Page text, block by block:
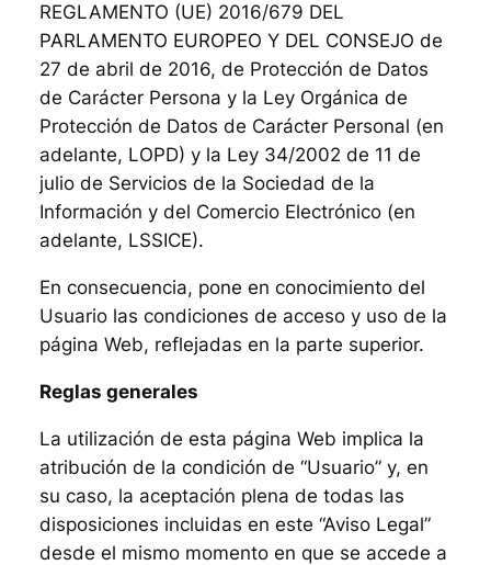
REGLAMENTO (UE) 2016/679 DEL
PARLAMENTO EUROPEO Y DEL CONSEJO de
27 de abril de 2016, de Protección de Datos
de Carácter Persona y la Ley Orgánica de
Protección de Datos de Carácter Personal (en
adelante, LOPD) y la Ley 34/2002 de 11 de
julio de Servicios de la Sociedad de la
Información y del Comercio Electrónico (en
adelante, LSSICE).
En consecuencia, pone en conocimiento del
Usuario las condiciones de acceso y uso de la
página Web, reflejadas en la parte superior.
Reglas generales
La utilización de esta página Web implica la
atribución de la condición de “Usuario” y, en
su caso, la aceptación plena de todas las
disposiciones incluidas en este “Aviso Legal”
desde el mismo momento en que se accede a